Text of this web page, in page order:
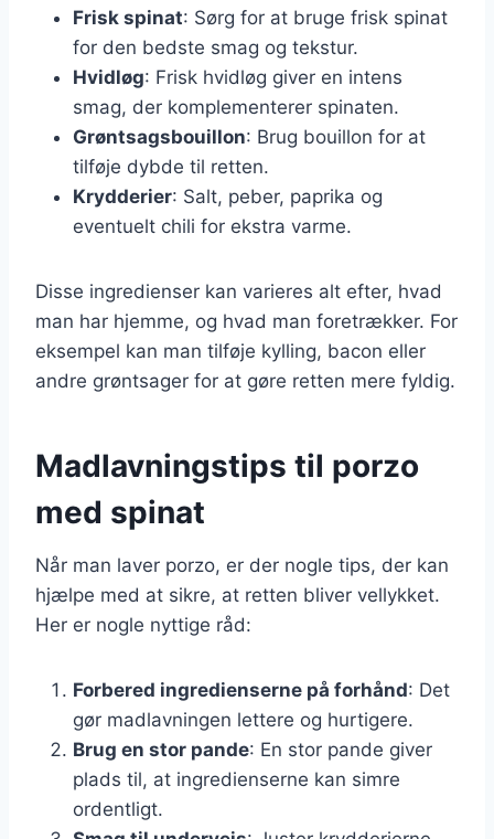
Frisk spinat: Sørg for at bruge frisk spinat
for den bedste smag og tekstur.
Hvidløg: Frisk hvidløg giver en intens
smag, der komplementerer spinaten.
Grøntsagsbouillon: Brug bouillon for at
tilføje dybde til retten.
Krydderier: Salt, peber, paprika og
eventuelt chili for ekstra varme.
Disse ingredienser kan varieres alt efter, hvad
man har hjemme, og hvad man foretrækker. For
eksempel kan man tilføje kylling, bacon eller
andre grøntsager for at gøre retten mere fyldig.
Madlavningstips til porzo
med spinat
Når man laver porzo, er der nogle tips, der kan
hjælpe med at sikre, at retten bliver vellykket.
Her er nogle nyttige råd:
Forbered ingredienserne på forhånd: Det
gør madlavningen lettere og hurtigere.
Brug en stor pande: En stor pande giver
plads til, at ingredienserne kan simre
ordentligt.